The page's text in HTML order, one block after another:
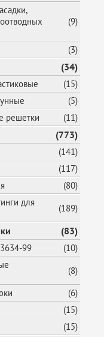
(9)
(3)
(34)
(15)
(5)
решетки
(11)
(773)
(141)
(117)
(80)
для
(189)
(83)
99
(10)
(8)
(6)
(15)
(15)